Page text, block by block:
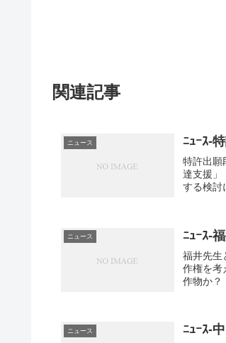
関連記事
ニュース ﾆｭｰｽ-
特許出願
達支援」
する検討
ニュース ﾆｭｰｽ-
福井先
作権を考
作物か
ニュース ﾆｭｰｽ-